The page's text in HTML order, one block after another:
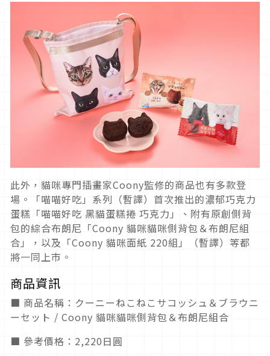
此外，貓咪專門插畫家Coony監修的商品也有多款登
場。「喵喵好吃」系列（暫譯）首次推出的濃郁巧克力
蛋糕「喵喵好吃 黑貓蛋糕捲 巧克力」、附有原創側背
包的綜合布朗尼「Coony 貓咪貓咪側背包＆布朗尼組
合」，以及「Coony 貓咪面紙 220組」（暫譯）等都
將一同上市。
商品資訊
■ 商品名稱：クーニーねこねこサコッシュ＆ブラウニ
ーセット / Coony 貓咪貓咪側背包＆布朗尼組合
■ 參考價格：2,220日圓